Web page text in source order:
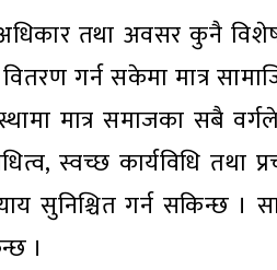
अधिकार तथा अवसर कुनै
गर्न सकेमा मात्र
मात्र समाजका सबै
स्वच्छ कार्यविधि तथा
सुनिश्चित गर्न सकिन्छ ।
।